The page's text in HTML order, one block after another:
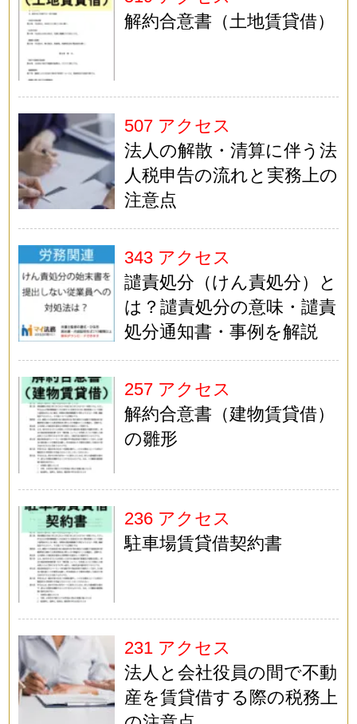
解約合意書（土地賃貸借）
507 アクセス
法人の解散・清算に伴う法
人税申告の流れと実務上の
注意点
343 アクセス
譴責処分（けん責処分）と
は？譴責処分の意味・譴責
処分通知書・事例を解説
257 アクセス
解約合意書（建物賃貸借）
の雛形
236 アクセス
駐車場賃貸借契約書
231 アクセス
法人と会社役員の間で不動
産を賃貸借する際の税務上